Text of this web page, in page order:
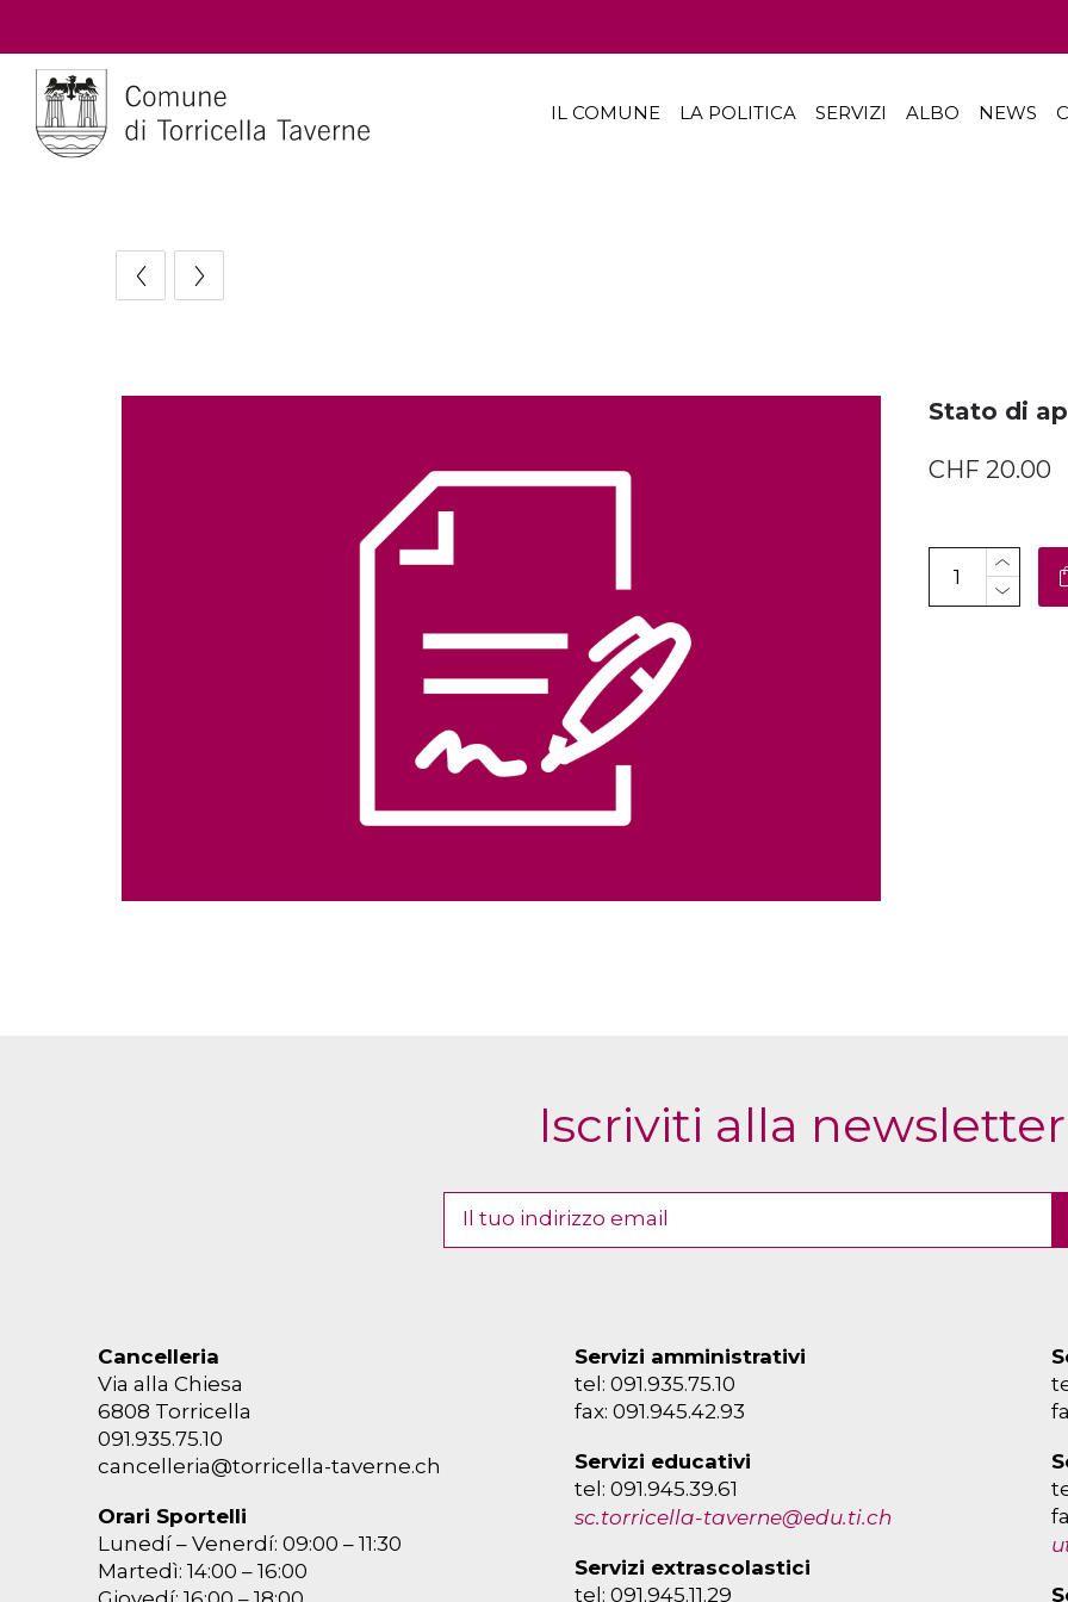
IL COMUNE LA POLITICA SERVIZI ALBO NEWS
Stato di
CHF 20.00
Iscriviti alla newsletter
Cancelleria
Via alla Chiesa
6808 Torricella
091.935.75.10
cancelleria@torricella-taverne.ch
Orari Sportelli
Lunedí – Venerdí: 09:00 – 11:30
Martedì: 14:00 – 16:00
Servizi amministrativi
tel: 091.935.75.10
fax: 091.945.42.93
Servizi educativi
tel: 091.945.39.61
sc.torricella-taverne@edu.ti.ch
Servizi extrascolastici
tel: 091.945.11.29